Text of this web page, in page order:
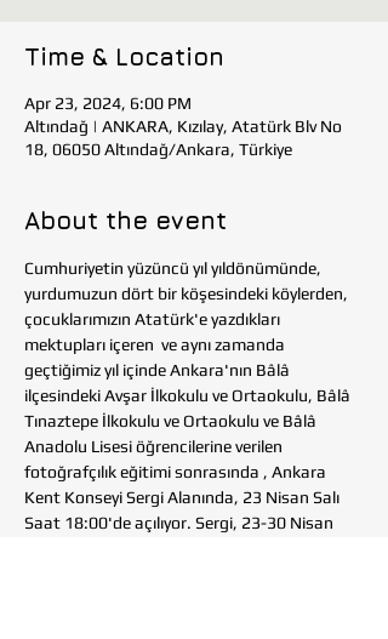
Time & Location
Apr 23, 2024, 6:00 PM
Altındağ | ANKARA, Kızılay, Atatürk Blv No
18, 06050 Altındağ/Ankara, Türkiye
About the event
Cumhuriyetin yüzüncü yıl yıldönümünde,
yurdumuzun dört bir köşesindeki köylerden,
çocuklarımızın Atatürk'e yazdıkları
mektupları içeren ve aynı zamanda
geçtiğimiz yıl içinde Ankara'nın Bâlâ
ilçesindeki Avşar İlkokulu ve Ortaokulu, Bâlâ
Tınaztepe İlkokulu ve Ortaokulu ve Bâlâ
Anadolu Lisesi öğrencilerine verilen
fotoğrafçılık eğitimi sonrasında , Ankara
Kent Konseyi Sergi Alanında, 23 Nisan Salı
Saat 18:00'de açılıyor. Sergi, 23-30 Nisan